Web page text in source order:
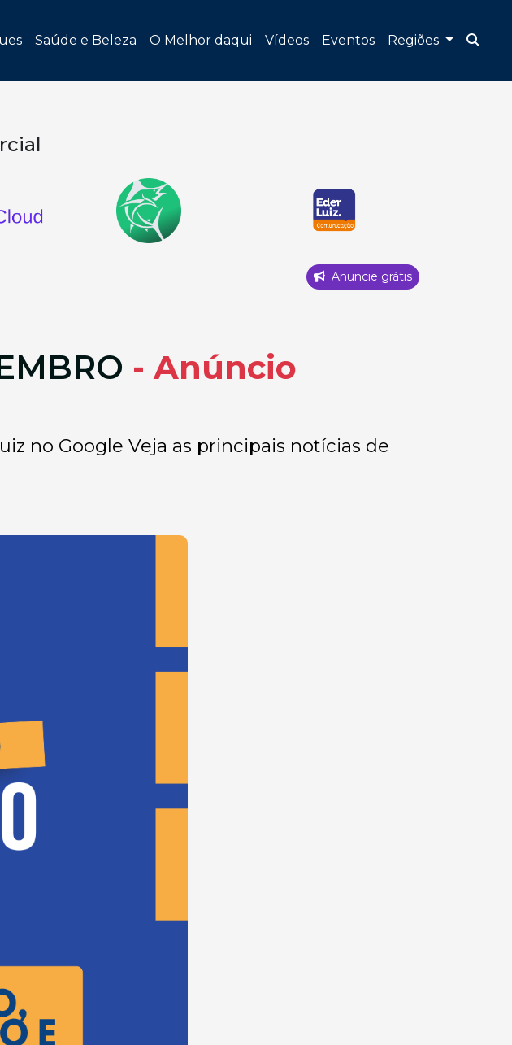
Saúde e Beleza O Melhor daqui Vídeos Eventos Regiões
Anuncie grátis
- Anúncio
no Google Veja as principais notícias de